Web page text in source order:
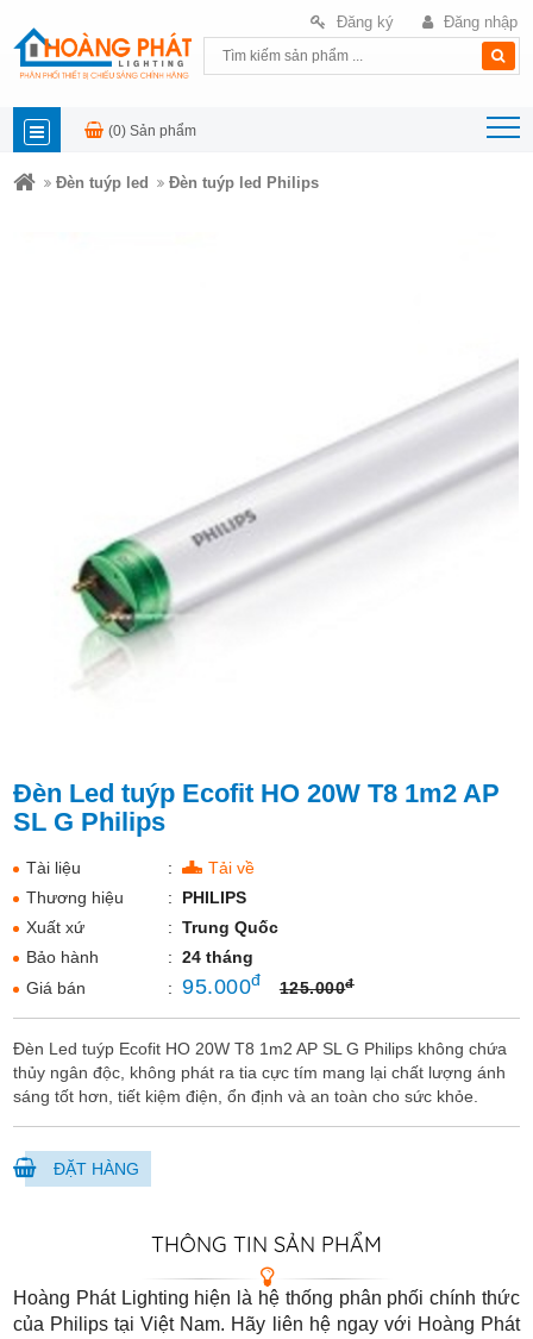
Đăng ký Đăng nhập
DANH
(0)Sản phẩm
Đèn tuýp led Đèn tuýp led Philips
Đèn Led tuýp Ecofit HO 20W T8 1m2 AP
SL G Philips
Tài liệu :
Tải về
Thương hiệu
: PHILIPS
Xuất xứ
: Trung Quốc
Bảo hành
: 24 tháng
Giá bán
:95.000đ 125.000đ
Đèn Led tuýp Ecofit HO 20W T8 1m2 AP SL G Philips không chứa
thủy ngân độc, không phát ra tia cực tím mang lại chất lượng ánh
sáng tốt hơn, tiết kiệm điện, ổn định và an toàn cho sức khỏe.
ĐẶT HÀNG
THÔNG TIN SẢN PHẨM
Hoàng Phát Lighting hiện là hệ thống phân phối chính thức
của Philips tại Việt Nam. Hãy liên hệ ngay với Hoàng Phát